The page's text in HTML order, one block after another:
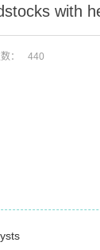
with
： 440